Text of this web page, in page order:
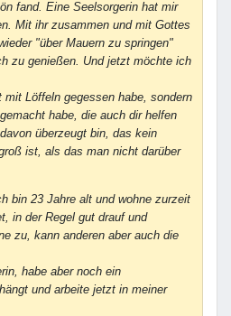
fand. Eine Seelsorgerin hat mir
Mit ihr zusammen und mit Gottes
"über Mauern zu springen"
zu genießen. Und jetzt möchte ich
Löffeln gegessen habe, sondern
habe, die auch dir helfen
überzeugt bin, das kein
ist, als das man nicht darüber
bin 23 Jahre alt und wohne zurzeit
in der Regel gut drauf und
zu, kann anderen aber auch die
habe aber noch ein
und arbeite jetzt in meiner